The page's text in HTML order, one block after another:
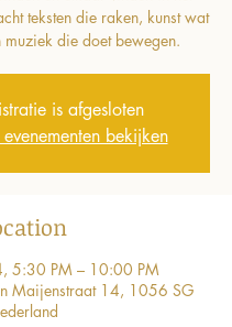
teksten die raken, kunst wat
muziek die doet bewegen.
is afgesloten
bekijken
5:30 PM – 10:00 PM
Maijenstraat 14, 1056 SG